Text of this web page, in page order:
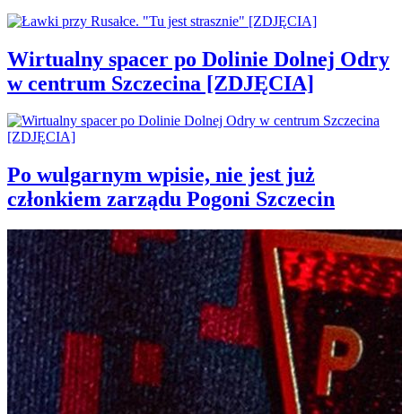
Wirtualny spacer po Dolinie Dolnej Odry
w centrum Szczecina [ZDJĘCIA]
Po wulgarnym wpisie, nie jest już
członkiem zarządu Pogoni Szczecin